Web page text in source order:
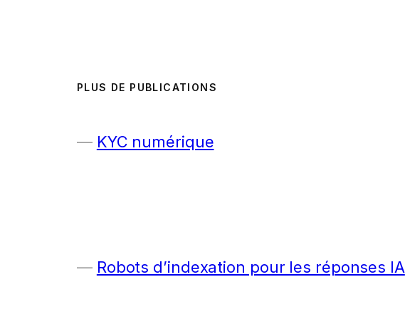
PLUS DE PUBLICATIONS
KYC numérique
Robots d’indexation pour les réponses IA